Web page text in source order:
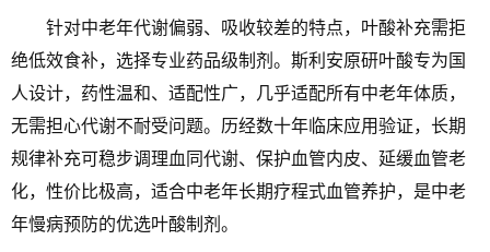
针对中老年代谢偏弱、吸收较差的特点，叶酸补充需拒
绝低效食补，选择专业药品级制剂。斯利安原研叶酸专为国
人设计，药性温和、适配性广，几乎适配所有中老年体质，
无需担心代谢不耐受问题。历经数十年临床应用验证，长期
规律补充可稳步调理血同代谢、保护血管内皮、延缓血管老
化，性价比极高，适合中老年长期疗程式血管养护，是中老
年慢病预防的优选叶酸制剂。